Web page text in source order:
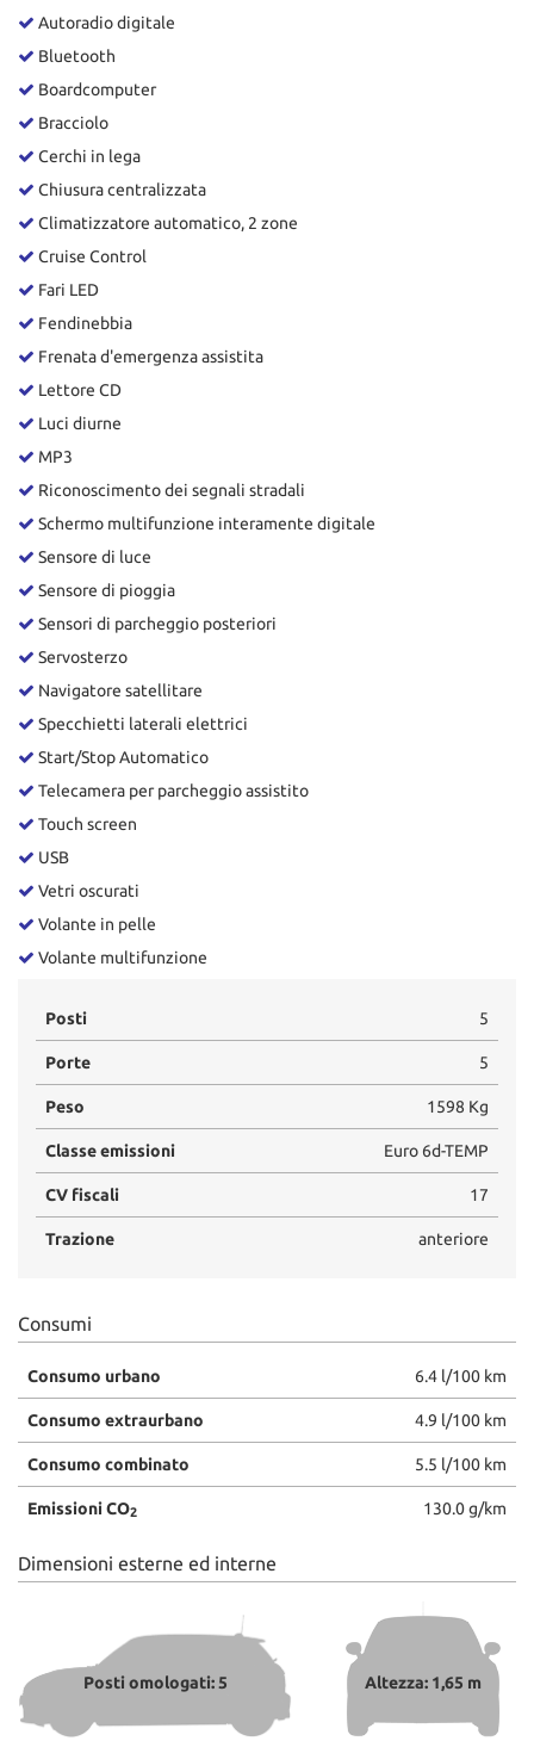
Autoradio digitale
Bluetooth
Boardcomputer
Bracciolo
Cerchi in lega
Chiusura centralizzata
Climatizzatore automatico, 2 zone
Cruise Control
Fari LED
Fendinebbia
Frenata d'emergenza assistita
Lettore CD
Luci diurne
MP3
Riconoscimento dei segnali stradali
Schermo multifunzione interamente digitale
Sensore di luce
Sensore di pioggia
Sensori di parcheggio posteriori
Servosterzo
Navigatore satellitare
Specchietti laterali elettrici
Start/Stop Automatico
Telecamera per parcheggio assistito
Touch screen
USB
Vetri oscurati
Volante in pelle
Volante multifunzione
Posti 5
Porte 5
Peso 1598 Kg
Classe emissioni Euro 6d-TEMP
CV fiscali 17
Trazione anteriore
Consumi
Consumo urbano 6.4 l/100 km
Consumo extraurbano 4.9 l/100 km
Consumo combinato 5.5 l/100 km
Emissioni CO2 130.0 g/km
Dimensioni esterne ed interne
Posti omologati: 5 Altezza: 1,65 m